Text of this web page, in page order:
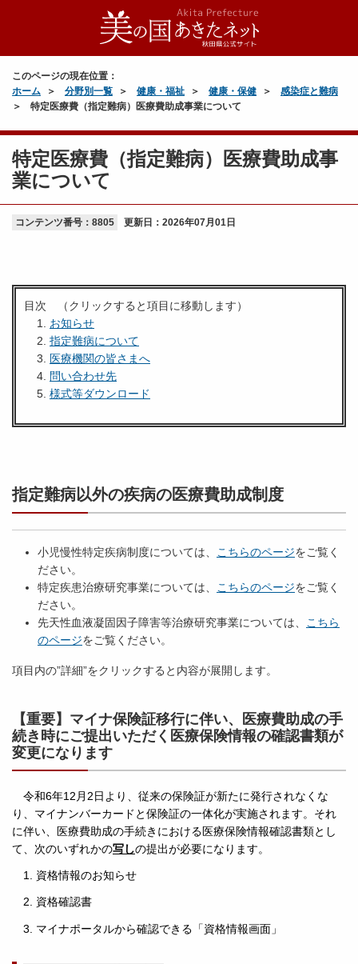
このページの現在位置：
ホーム
分野別一覧 健康・福祉 健康・保健
感染症と難病
特定医療費（指定難病）医療費助成事業について
特定医療費（指定難病）医療費助成事
業について
コンテンツ番号：8805 更新日： 2026年07月01日
目次 （クリックすると項目に移動します）
お知らせ
指定難病について
医療機関の皆さまへ
問い合わせ先
様式等ダウンロード
指定難病以外の疾病の医療費助成制度
小児慢性特定疾病制度については、 こちらのページをご覧く
ださい。
特定疾患治療研究事業については、
こちらのページをご覧く
ださい。
先天性血液凝固因子障害等治療研究事業については、
こちら
のページをご覧ください。
項目内の”詳細”をクリックすると内容が展開します。
【重要】マイナ保険証移行に伴い、医療費助成の手
続き時にご提出いただく医療保険情報の確認書類が
変更になります
令和6年12月2日より、従来の保険証が新たに発行されなくな
り、マイナンバーカードと保険証の一体化が実施されます。それ
に伴い、医療費助成の手続きにおける医療保険情報確認書類とし
て、次のいずれかの写しの提出が必要になります。
1. 資格情報のお知らせ
2. 資格確認書
3. マイナポータルから確認できる「資格情報画面」